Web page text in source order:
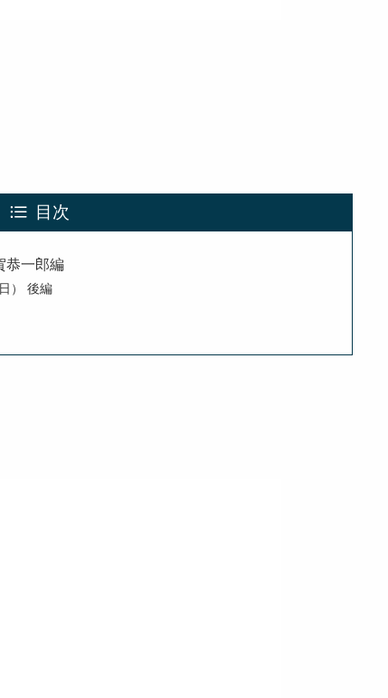
目次
恭一郎編
） 後編